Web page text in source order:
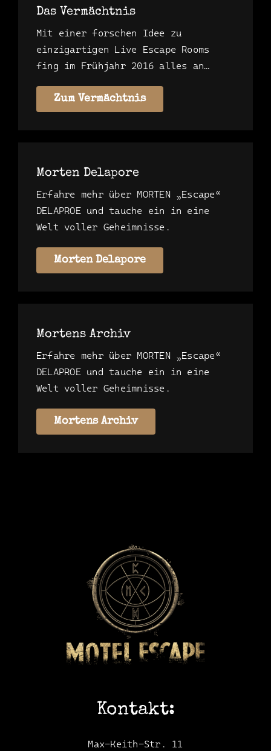
Das Vermächtnis
Mit einer forschen Idee zu
einzigartigen Live Escape Rooms
fing im Frühjahr 2016 alles an…
Zum Vermächtnis
Morten Delapore
Erfahre mehr über MORTEN „Escape“
DELAPROE und tauche ein in eine
Welt voller Geheimnisse.
Morten Delapore
Mortens Archiv
Erfahre mehr über MORTEN „Escape“
DELAPROE und tauche ein in eine
Welt voller Geheimnisse.
Mortens Archiv
Kontakt:
Max-Keith-Str. 11